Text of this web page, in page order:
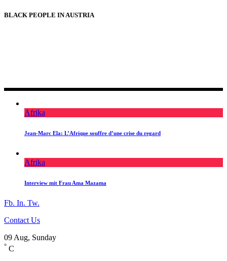
BLACK PEOPLE IN AUSTRIA
Afrika
Jean-Marc Ela: L’Afrique souffre d’une crise du regard
Afrika
Interview mit Frau Ama Mazama
Fb. In. Tw.
Contact Us
09 Aug, Sunday
° C